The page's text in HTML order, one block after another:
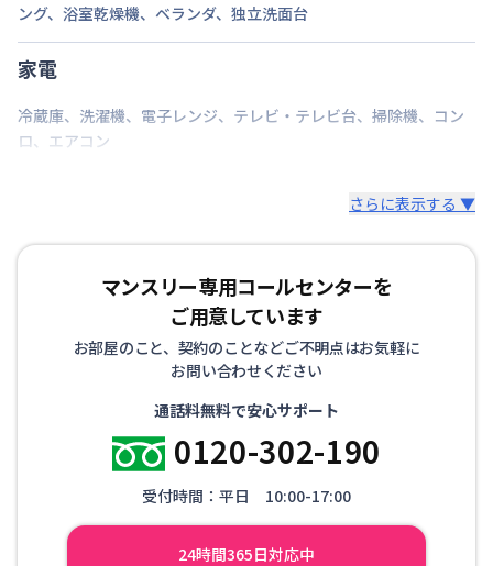
ング、 浴室乾燥機、 ベランダ、 独立洗面台
家電
冷蔵庫、 洗濯機、 電子レンジ、 テレビ・テレビ台、 掃除機、 コン
ロ、 エアコン
さらに表示する ▼
マンスリー専用コールセンターを
ご用意しています
お部屋のこと、契約のことなどご不明点はお気軽に
お問い合わせください
通話料無料で安心サポート
0120-302-190
受付時間：平日 10:00-17:00
24時間365日対応中